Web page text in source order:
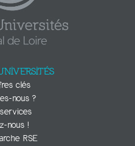
clés
nous ?
nous !
RSE